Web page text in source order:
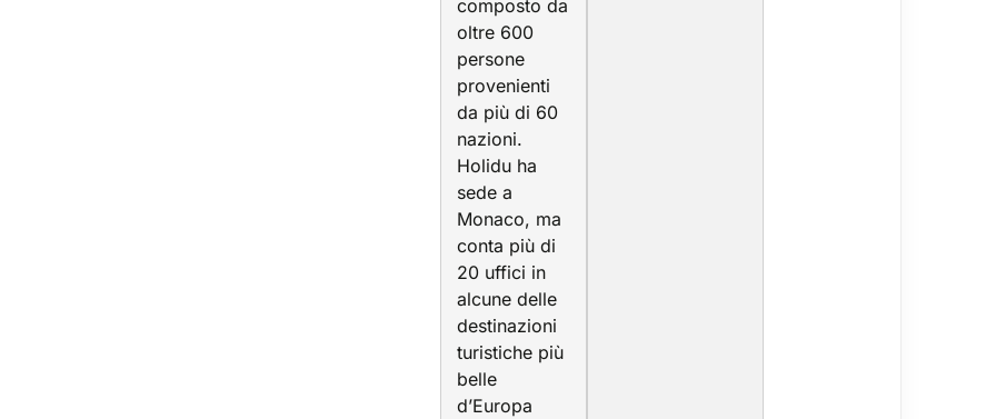
composto da
oltre 600
persone
provenienti
da più di 60
nazioni.
Holidu ha
sede a
Monaco, ma
conta più di
20 uffici in
alcune delle
destinazioni
turistiche più
belle
d’Europa